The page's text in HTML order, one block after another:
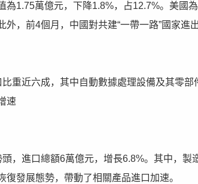
為1.75萬億元，下降1.8%，占12.7%。美國
，前4個月，中國對共建“一帶一路”國家進
重近六成，其中自動數據處理設備及其零
速
，進口總額6萬億元，增長6.8%。其中，製
發展態勢，帶動了相關產品進口加速。